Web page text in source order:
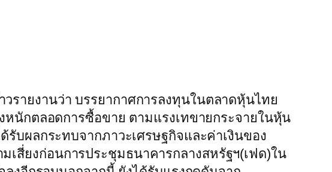
วรายงานว่า บรรยากาศการลงทุนในตลาดหุ้นไทย
นักตลอดการซื้อขาย ตามแรงเทขายกระจายในหุ้น
บผลกระทบจากภาวะเศรษฐกิจและค่าเงินของ
สี่ยงก่อนการประชุมธนาคารกลางสหรัฐฯ(เฟด)ใน